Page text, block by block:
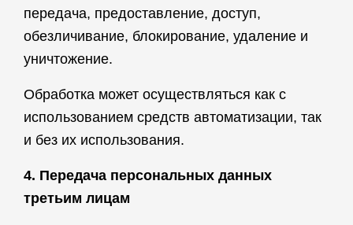
передача, предоставление, доступ,
обезличивание, блокирование, удаление и
уничтожение.
Обработка может осуществляться как с
использованием средств автоматизации, так
и без их использования.
4. Передача персональных данных
третьим лицам